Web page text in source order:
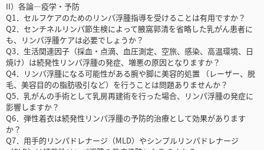
II）各論―疫学・予防
Q1．セルフケアのためのリンパ浮腫指導を受けることは有用ですか？
Q2．センチネルリンパ節生検によって腋窩郭清を省略した乳がん患者に
も、リンパ浮腫ケアは必要でしょうか？
Q3．生活関連因子（採血・点滴、血圧測定、空旅、感染、高温環境、日
焼け）は続発性リンパ浮腫の発症、増悪の原因となりますか？
Q4．リンパ浮腫になる可能性がある腕や脚に美容的処置 （レーザー、脱
毛、美容目的の脂肪吸引など）を行うことは問題ありませんか？
Q5．乳がんの手術として乳房再建術を行った場合、リンパ浮腫の発症に
影響しますか？
Q6．弾性着衣は続発性リンパ浮腫の予防的治療として効果があります
か？
Q7．用手的リンパドレナージ（MLD）やシンプルリンパドレナージ